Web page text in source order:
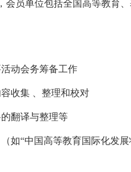
会员单位包括全国高等教育
动会务筹备工作
收集 、整理和校对
翻译与整理等
如“中国高等教育国际化发